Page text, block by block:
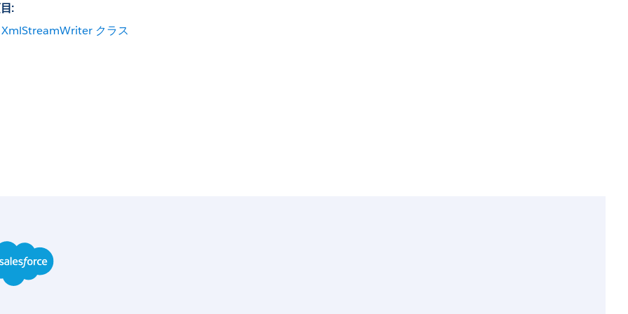
:
XmlStreamWriter クラス